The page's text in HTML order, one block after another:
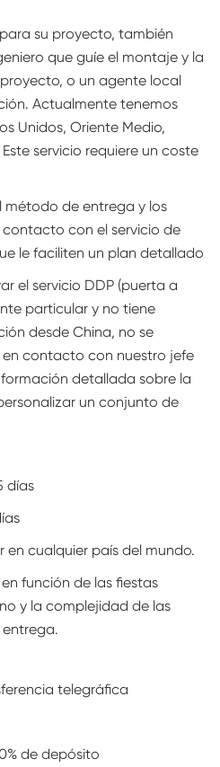
su proyecto, también
que guíe el montaje y la
o un agente local
Actualmente tenemos
Unidos, Oriente Medio,
servicio requiere un coste
método de entrega y los
con el servicio de
le faciliten un plan detallado
el servicio DDP (puerta a
particular y no tiene
desde China, no se
en contacto con nuestro jefe
detallada sobre la
un conjunto de
días
cualquier país del mundo.
función de las fiestas
y la complejidad de las
telegráfica
de depósito